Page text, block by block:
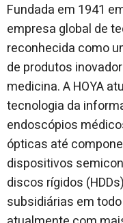
Fundada em 1941
empresa global de
reconhecida como
de produtos
medicina. A HOYA
tecnologia da
endoscópios
ópticas até
dispositivos
discos rígidos
subsidiárias em